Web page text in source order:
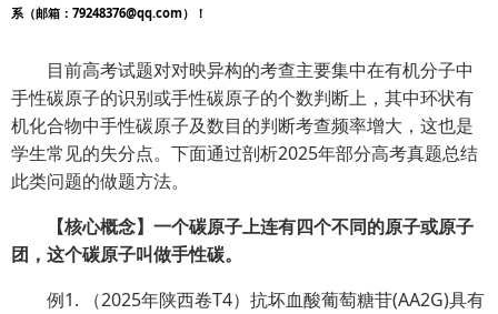
系（邮箱：79248376@qq.com）！
目前高考试题对对映异构的考查主要集中在有机分子中
手性碳原子的识别或手性碳原子的个数判断上，其中环状有
机化合物中手性碳原子及数目的判断考查频率增大，这也是
学生常见的失分点。下面通过剖析2025年部分高考真题总结
此类问题的做题方法。
【核心概念】一个碳原子上连有四个不同的原子或原子
团，这个碳原子叫做手性碳。
例1. （2025年陕西卷T4）抗坏血酸葡萄糖苷(AA2G)具有